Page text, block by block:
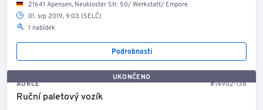
21641 Apensen, Neukloster Str. 50/ Werkstatt/ Empore
01. srp 2019, 9:03 (SELČ)
1 nabídek
Podrobnosti
UKONČENO
AUKCE
#14902-138
Ruční paletový vozík